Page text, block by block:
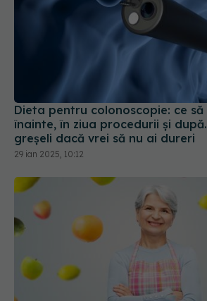
Dieta pentru colonoscopie: ce să
înainte, în ziua procedurii și
greșeli dacă vrei să nu ai dureri
Fructele care ard grăsimea la
reduc pofta de dulce